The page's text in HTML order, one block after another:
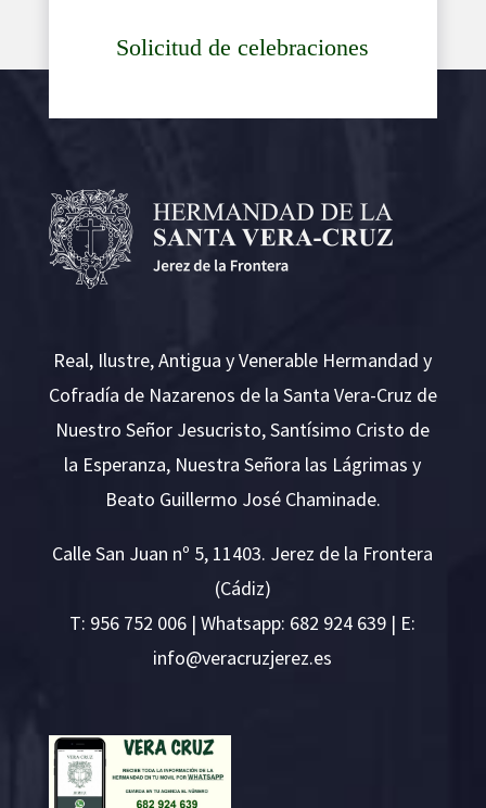
Solicitud de celebraciones
Real, Ilustre, Antigua y Venerable Hermandad y
Cofradía de Nazarenos de la Santa Vera-Cruz de
Nuestro Señor Jesucristo, Santísimo Cristo de
la Esperanza, Nuestra Señora las Lágrimas y
Beato Guillermo José Chaminade.
Calle San Juan nº 5, 11403. Jerez de la Frontera
(Cádiz)
T: 956 752 006 | Whatsapp: 682 924 639 | E:
se.ze
rejzu
rcare
v@ofn
i